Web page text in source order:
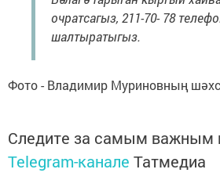
очратсагыз, 211-70- 78
шалтыратыгыз.
Фото - Владимир Муриновның
Следите за самым важным
Telegram-канале Татмедиа